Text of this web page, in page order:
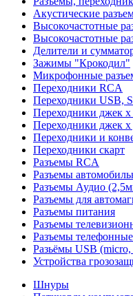
Акустические
Высокочастотные
Высокочастотные
Делители и
Зажимы "Крокодил"
Микрофонные
Переходники RCA
Переходники USB,
Переходники джек
Переходники джек
Переходники и
Переходники скарт
Разъемы RCA
Разъемы
Разъемы Аудио
Разъемы для
Разъемы питания
Разъемы
Разъемы
Разьёмы USB
Устройства
Шнуры